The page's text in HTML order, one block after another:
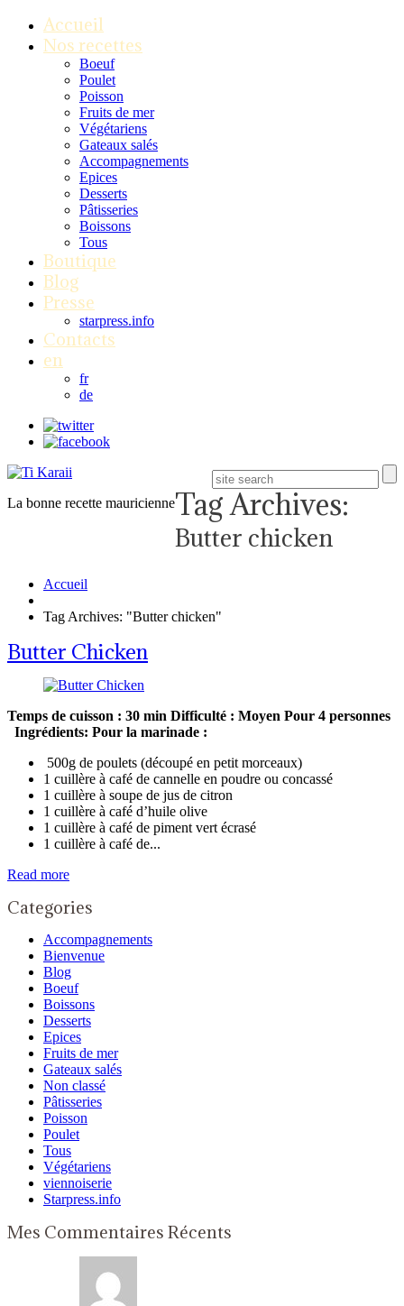
Accueil
Nos recettes
Boeuf
Poulet
Poisson
Fruits de mer
Végétariens
Gateaux salés
Accompagnements
Epices
Desserts
Pâtisseries
Boissons
Tous
Boutique
Blog
Presse
starpress.info
Contacts
en
fr
de
La bonne recette mauricienneTag Archives:
Butter chicken
Accueil
Tag Archives: "Butter chicken"
Butter Chicken
Temps de cuisson : 30 min Difficulté : Moyen Pour 4 personnes
Ingrédients: Pour la marinade :
500g de poulets (découpé en petit morceaux)
1 cuillère à café de cannelle en poudre ou concassé
1 cuillère à soupe de jus de citron
1 cuillère à café d’huile olive
1 cuillère à café de piment vert écrasé
1 cuillère à café de...
Read more
Categories
Accompagnements
Bienvenue
Blog
Boeuf
Boissons
Desserts
Epices
Fruits de mer
Gateaux salés
Non classé
Pâtisseries
Poisson
Poulet
Tous
Végétariens
viennoiserie
Starpress.info
Mes Commentaires Récents